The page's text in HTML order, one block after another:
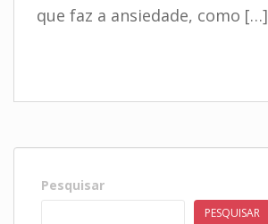
que faz a ansiedade, como […]
Pesquisar
PESQUISAR